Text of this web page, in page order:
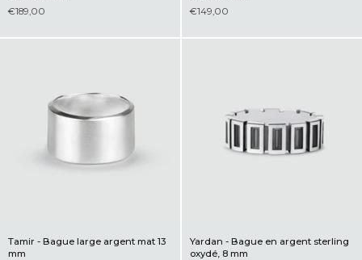
€189,00
€149,00
Tamir - Bague large argent mat 13
mm
Yardan - Bague en argent sterling
oxydé, 8 mm